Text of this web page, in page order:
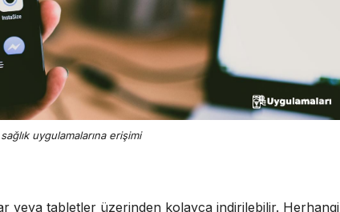
sağlık uygulamalarına erişimi
veya tabletler üzerinden kolayca indirilebilir. Herhangi